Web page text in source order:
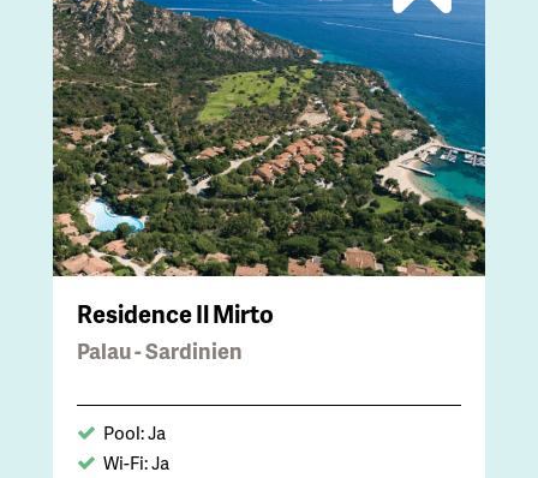
Residence Il Mirto
Palau - Sardinien
Pool: Ja
Wi-Fi: Ja